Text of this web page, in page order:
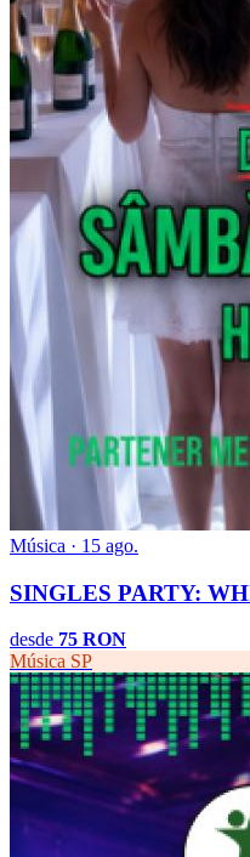
Música · 15 ago.
SINGLES PARTY:
desde 75 RON
Música SP